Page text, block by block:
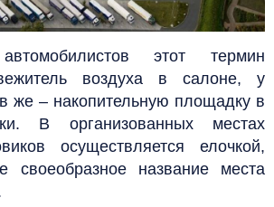
этот термин
воздуха в салоне, у
же – накопительную площадку в
В организованных местах
осуществляется елочкой,
своеобразное название места